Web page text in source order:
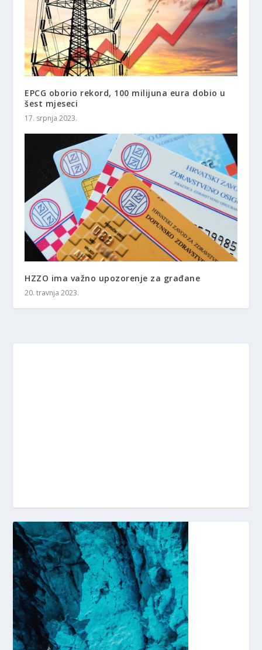
EPCG oborio rekord, 100 milijuna eura dobio u
šest mjeseci
17. srpnja 2023.
HZZO ima važno upozorenje za građane
20. travnja 2023.